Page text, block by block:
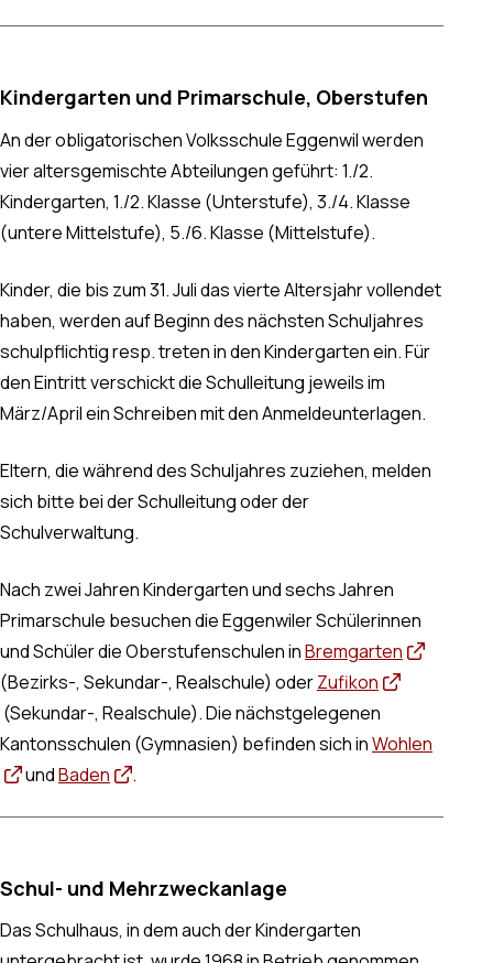
Kindergarten und Primarschule, Oberstufen
An der obligatorischen Volksschule Eggenwil werden
vier altersgemischte Abteilungen geführt: 1./2.
Kindergarten, 1./2. Klasse (Unterstufe), 3./4. Klasse
(untere Mittelstufe), 5./6. Klasse (Mittelstufe).
Kinder, die bis zum 31. Juli das vierte Altersjahr vollendet
haben, werden auf Beginn des nächsten Schuljahres
schulpflichtig resp. treten in den Kindergarten ein. Für
den Eintritt verschickt die Schulleitung jeweils im
März/April ein Schreiben mit den Anmeldeunterlagen.
Eltern, die während des Schuljahres zuziehen, melden
sich bitte bei der Schulleitung oder der
Schulverwaltung.
Nach zwei Jahren Kindergarten und sechs Jahren
Primarschule besuchen die Eggenwiler Schülerinnen
und Schüler die Oberstufenschulen inBremgarten
(Bezirks-, Sekundar-, Realschule) oderZufikon
(Sekundar-, Realschule). Die nächstgelegenen
Kantonsschulen (Gymnasien) befinden sich inWohlen
undBaden .
Schul- und Mehrzweckanlage
Das Schulhaus, in dem auch der Kindergarten